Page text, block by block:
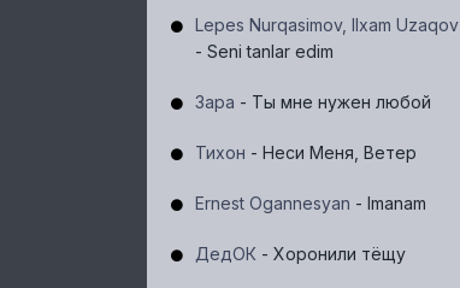
Lepes Nurqasimov, Ilxam Uzaqov
- Seni tanlar edim
Зара - Ты мне нужен любой
Тихон - Неси Меня, Ветер
Ernest Ogannesyan - Imanam
ДедОК - Хоронили тёщу